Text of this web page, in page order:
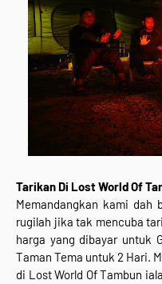
Tarikan Di Lost World Of
Memandangkan kami dah
rugilah jika tak mencuba
harga yang dibayar untuk
Taman Tema untuk 2 Hari.
di Lost World Of Tambun